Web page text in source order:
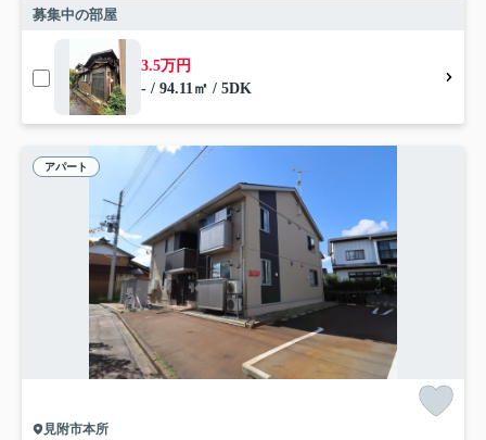
募集中の部屋
3.5万円
- / 94.11㎡ / 5DK
アパート
見附市本所